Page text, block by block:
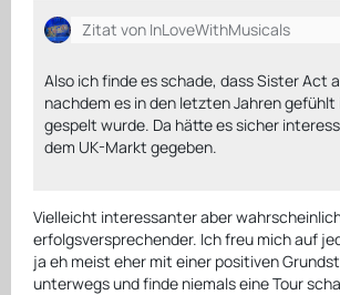
Zitat von InLoveWithMusicals
Also ich finde es schade, dass Sister Act
nachdem es in den letzten Jahren gefühlt
gespelt wurde. Da hätte es sicher
dem UK-Markt gegeben.
Vielleicht interessanter aber
erfolgsversprechender. Ich freu mich auf
ja eh meist eher mit einer positiven
unterwegs und finde niemals eine Tour